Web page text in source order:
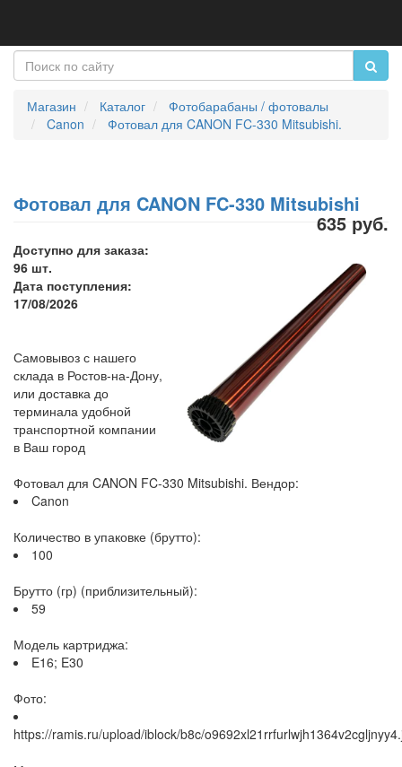
Магазин Каталог
Фотобарабаны / фотовалы
Canon
Фотовал для CANON FC-330 Mitsubishi.
Фотовал для CANON FC-330 Mitsubishi
635 руб.
Доступно для заказа:
96 шт.
Дата поступления:
17/08/2026
Самовывоз с нашего
склада в Ростов-на-Дону,
или доставка до
терминала удобной
транспортной компании
в Ваш город
Фотовал для CANON FC-330 Mitsubishi. Вендор:
Canon
Количество в упаковке (брутто):
100
Брутто (гр) (приблизительный):
59
Модель картриджа:
E16; E30
Фото:
https://ramis.ru/upload/iblock/b8c/